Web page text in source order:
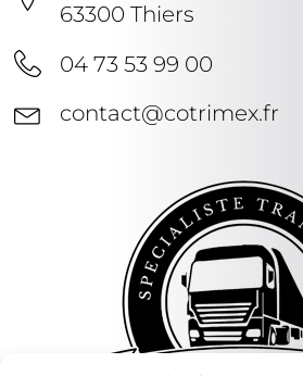
63300 Thiers
04 73 53 99 00
contact@cotrimex.fr